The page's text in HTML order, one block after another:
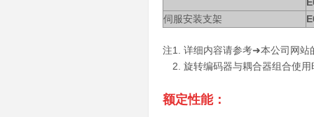
伺服安装支架
注1. 详细内容请参考➜本公司网站
2. 旋转编码器与耦合器组合使用
额定性能：